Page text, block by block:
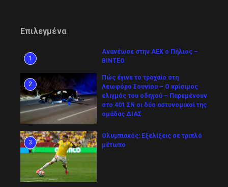
Επιλεγμένα
1
Ανανέωσε στην ΑΕΚ ο Πήλιος –
ΒΙΝΤΕΟ
2
Πώς έγινε το τροχαίο στη
Λεωφόρο Σουνίου – Ο κρίσιμος
ελιγμός του οδηγού – Παρεμένουν
στο 401 ΣΝ οι δύο αστυνομικοί της
ομάδας ΔΙΑΣ
3
Ολυμπιακός: Εξελίξεις σε τριπλό
μέτωπο